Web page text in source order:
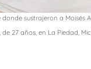
donde sustrajeron a Moisés
27 años, en La Piedad,